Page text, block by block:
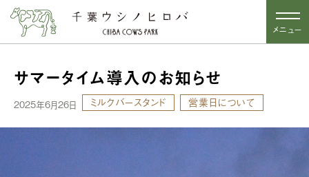
メニュー
サマータイム導入のお知らせ
2025年6月26日 ミルクバースタンド 営業日について